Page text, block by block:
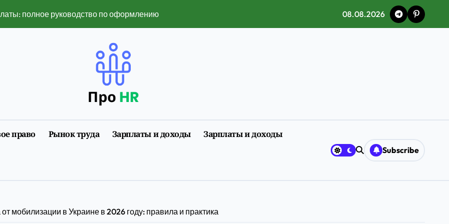
полное руководство по оформлению и нюансам 2026
в 2026 году — полный разбор ограничений и рисков
сервисы изменили привычный ритм города
факторы, влияющие на него, и динамика изменения
первого трудоустройства
в лайв-ставках и слотах
08.08.2026
право Рынок труда Зарплаты и доходы Зарплаты и доходы
Subscribe
мобилизации в Украине в 2026 году: правила и практика